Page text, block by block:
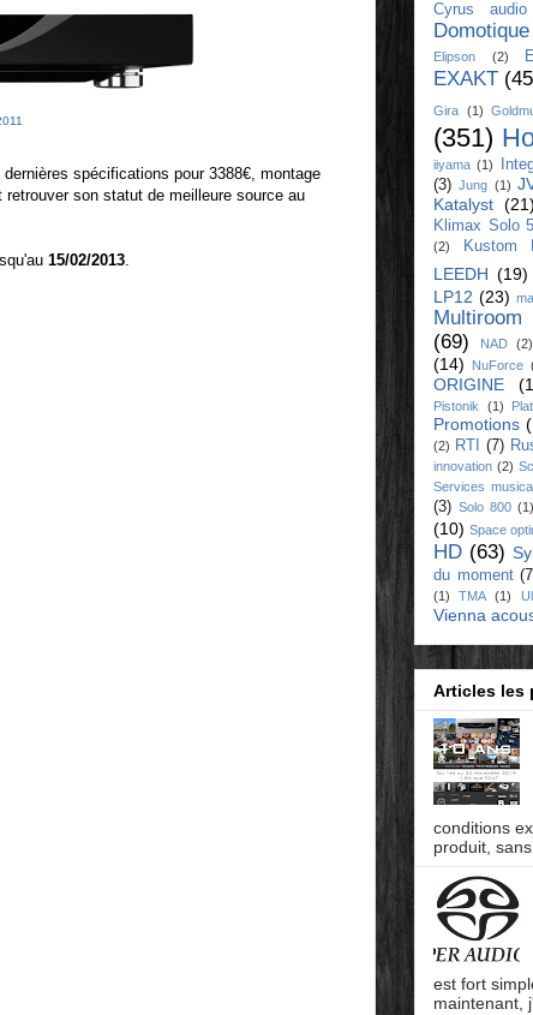
spécifications pour 3388€, montage
son statut de meilleure source au
15/02/2013.
Cyrus audio
Domotique
Elipson
(2)
EXAKT
Gira (1)
(351)
iiyama (1)
(3) Jung (1)
Katalyst (21)
Klimax Solo
(2)
Kustom
LEEDH (19)
LP12 (23)
Multiroom
(69)
NAD (2)
(14)
NuForce
ORIGINE
Pistonik (1)
Promotions
(2) RTI (7)
innovation (2)
Services
(3) Solo 800 (1)
(10) Space
HD (63)
du moment
(1)
TMA (1)
Vienna
Articles les
conditions
produit,
est fort
maintenant,